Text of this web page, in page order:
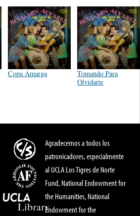
Copa Amarga
Tomando Para
Olvidarte
Agradecemos a todos los
patronicadores, especialmente
al UCLA Los Tigres de Norte
Fund, National Endowment for
the Humanities, National
Endowment for the